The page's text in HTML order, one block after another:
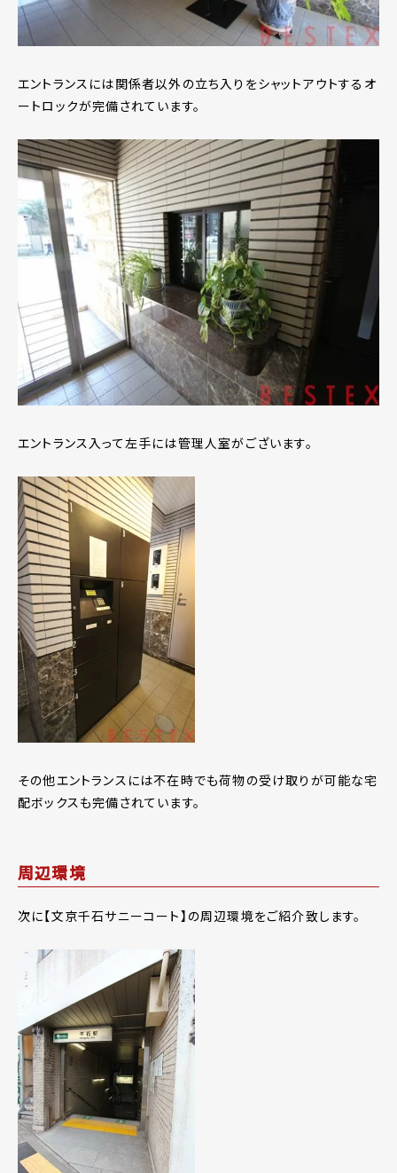
エントランスには関係者以外の立ち入りをシャットアウトするオ
ートロックが完備されています。
エントランス入って左手には管理人室がございます。
その他エントランスには不在時でも荷物の受け取りが可能な宅
配ボックスも完備されています。
周辺環境
次に【文京千石サニーコート】の周辺環境をご紹介致します。